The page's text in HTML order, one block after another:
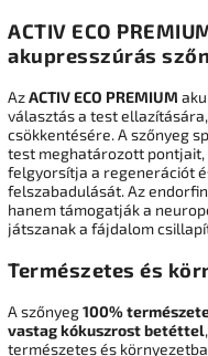
ACTIV ECO
akupresszúrás
AzACTIV ECO PREMIUM
választás a test
csökkentésére. A szőnyeg
test meghatározott
felgyorsítja a regenerációt
felszabadulását. Az
hanem támogatják a
játszanak a fájdalom
Természetes és
A szőnyeg100%
vastag kókuszrost betéttel
természetes és